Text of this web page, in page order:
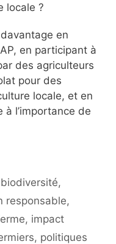
locale ?
en
en participant à
des agriculteurs
pour des
locale, et en
l’importance de
biodiversité,
responsable,
, impact
, politiques